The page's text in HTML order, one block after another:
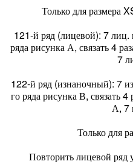
Только для размера
121-й ряд (лицевой): 7 лиц.
ряда рисунка А, связать 4
7
122-й ряд (изнаночный): 7
го ряда рисунка В, связать
А, 7
Только для
Повторить лицевой ряд